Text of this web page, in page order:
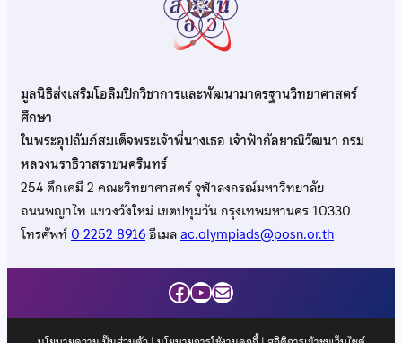
มูลนิธิส่งเสริมโอลิมปิกวิชาการและพัฒนามาตรฐานวิทยาศาสตร์
ศึกษา
ในพระอุปถัมภ์สมเด็จพระเจ้าพี่นางเธอ เจ้าฟ้ากัลยาณิวัฒนา กรม
หลวงนราธิวาสราชนครินทร์
254 ตึกเคมี 2 คณะวิทยาศาสตร์ จุฬาลงกรณ์มหาวิทยาลัย
ถนนพญาไท แขวงวังใหม่ เขตปทุมวัน กรุงเทพมหานคร 10330
โทรศัพท์0 2252 8916อีเมลac.olympiads@posn.or.th
Facebook
YouTube
Mail